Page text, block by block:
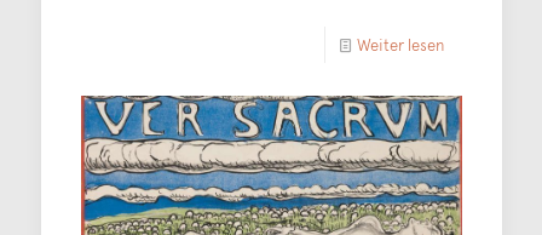
Weiter lesen